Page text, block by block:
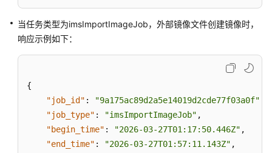
当任务类型为imsImportImageJob，外部镜像文件创建镜像时，
响应示例如下：
{
"job_id" : "9a175ac89d2a5e14019d2cde77f03a0f"
"job_type" : "imsImportImageJob" ,
"begin_time" : "2026-03-27T01:17:50.446Z" ,
"end_time" : "2026-03-27T01:57:11.143Z" ,